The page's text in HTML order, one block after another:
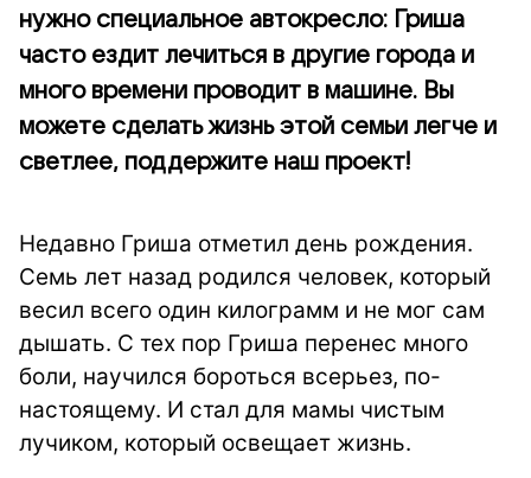
нужно специальное автокресло: Гриша
часто ездит лечиться в другие города и
много времени проводит в машине. Вы
можете сделать жизнь этой семьи легче и
светлее, поддержите наш проект!
Недавно Гриша отметил день рождения.
Семь лет назад родился человек, который
весил всего один килограмм и не мог сам
дышать. С тех пор Гриша перенес много
боли, научился бороться всерьез, по-
настоящему. И стал для мамы чистым
лучиком, который освещает жизнь.